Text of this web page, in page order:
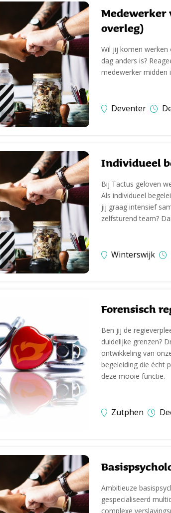
overleg)
Wil jij komen werken
dag anders is?
medewerker midden
Deventer
Individueel
Bij Tactus geloven
Als individueel
jij graag intensief
zelfsturend team?
Winterswijk
Forensisch
Ben jij de
duidelijke grenzen?
ontwikkeling van
begeleiding die écht
deze mooie functie.
Zutphen
Ambitieuze
gespecialiseerd
complexe